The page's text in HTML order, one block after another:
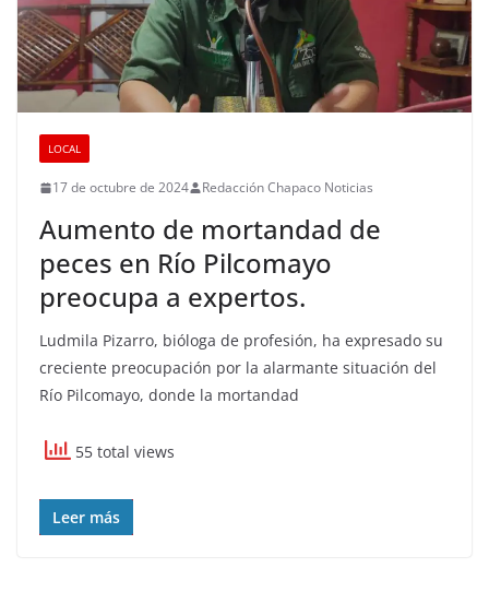
LOCAL
17 de octubre de 2024 Redacción Chapaco Noticias
Aumento de mortandad de
peces en Río Pilcomayo
preocupa a expertos.
Ludmila Pizarro, bióloga de profesión, ha expresado su
creciente preocupación por la alarmante situación del
Río Pilcomayo, donde la mortandad
55 total views
Leer más